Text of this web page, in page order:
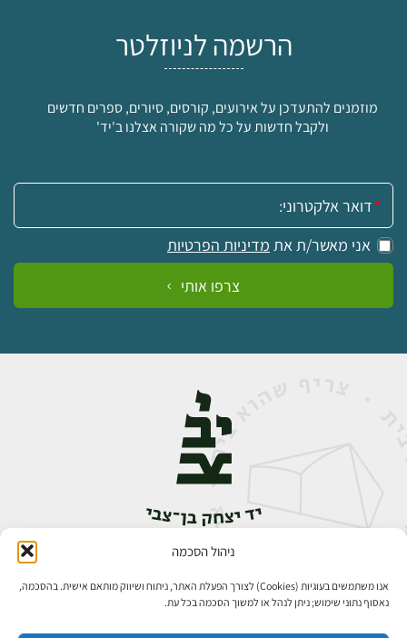
ניהול הסכמה
אנו משתמשים בעוגיות (Cookies) לצורך הפעלת האתר, ניתוח ושיווק מותאם אישית. בהסכמה,
נאסוף נתוני שימוש; ניתן לנהל או למשוך הסכמה בכל עת.
הרשמה לניוזלטר
מוזמנים להתעדכן על אירועים, קורסים, סיורים, ספרים חדשים
ולקבל חדשות על כל מה שקורה אצלנו ב'יד'
אימייל:
אני מאשר/ת את מדיניות הפרטיות
צרפו אותי
אבן גבירול 14, רחביה, ירושלים